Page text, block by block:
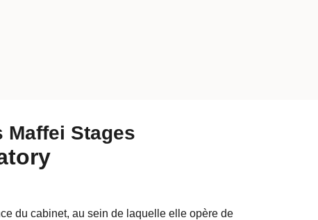
Maffei Stages
du cabinet, au sein de laquelle elle opère de